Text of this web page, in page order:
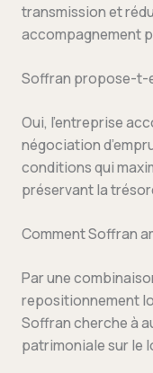
transmission et
accompagnement
Soffran propose-t-
Oui, l’entreprise
négociation
conditions qui
préservant la
Comment Soffran
Par une
repositionnement
Soffran cherche à
patrimoniale sur le